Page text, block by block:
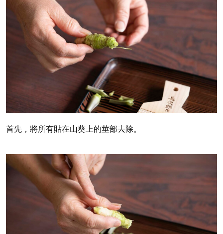
首先，將所有貼在山葵上的莖部去除。